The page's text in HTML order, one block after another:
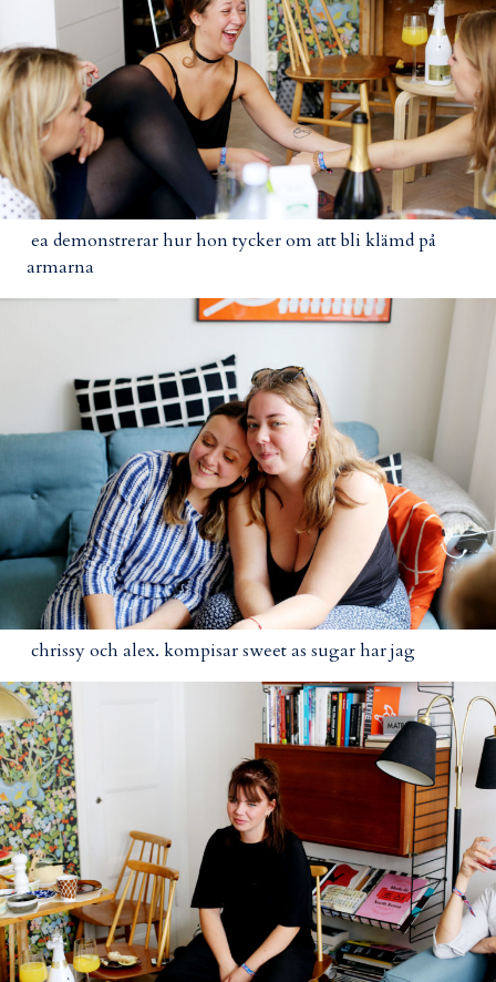
ea demonstrerar hur hon tycker om att bli klämd på
armarna
chrissy och alex. kompisar sweet as sugar har jag